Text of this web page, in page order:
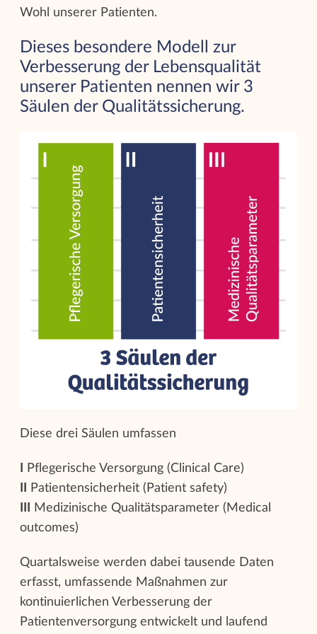
Wohl unserer Patienten.
Dieses besondere Modell zur
Verbesserung der Lebensqualität
unserer Patienten nennen wir 3
Säulen der Qualitätssicherung.
Diese drei Säulen umfassen
Pflegerische Versorgung (Clinical Care)
Patientensicherheit (Patient safety)
Medizinische Qualitätsparameter (Medical
outcomes)
Quartalsweise werden dabei tausende Daten
erfasst, umfassende Maßnahmen zur
kontinuierlichen Verbesserung der
Patientenversorgung entwickelt und laufend